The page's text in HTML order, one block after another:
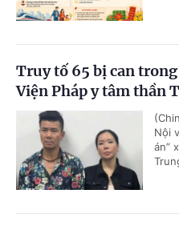
Truy tố 65 bị can
Viện Pháp y tâm thần
Nội
án”